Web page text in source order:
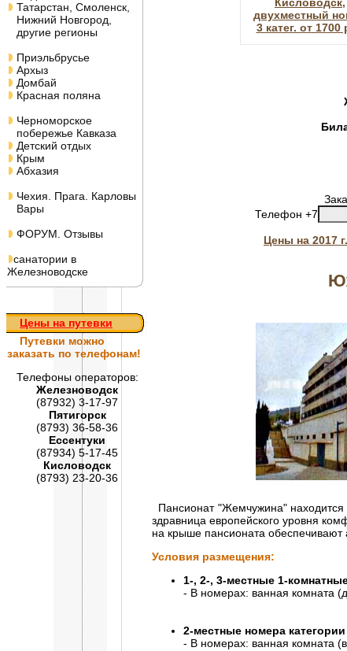
Татарстан, Смоленск,
Нижний Новгород,
другие регионы
Приэльбрусье
Архыз
Домбай
Красная поляна
Черноморское
побережье Кавказа
Детский отдых
Крым
Абхазия
Чехия. Прага. Карловы
Вары
ФОРУМ. Отзывы
санатории в
Железноводске
Цены на путевки
Путевки можно
заказать по телефонам!
Телефоны операторов:
Железноводск
(87932) 3-17-97
Пятигорск
(8793) 36-58-36
Ессентуки
(87934) 5-17-45
Кисловодск
(8793) 23-20-36
двухместный
3 катег. от 1700
Телефон +7
Цены на 2017
Пансионат "Жемчужина" находится
здравница европейского уровня
на крыше пансионата обеспечивают
Условия размещения:
1-, 2-, 3-местные 1-
- В номерах: ванная комната
2-местные номера
- В номерах: ванная комната